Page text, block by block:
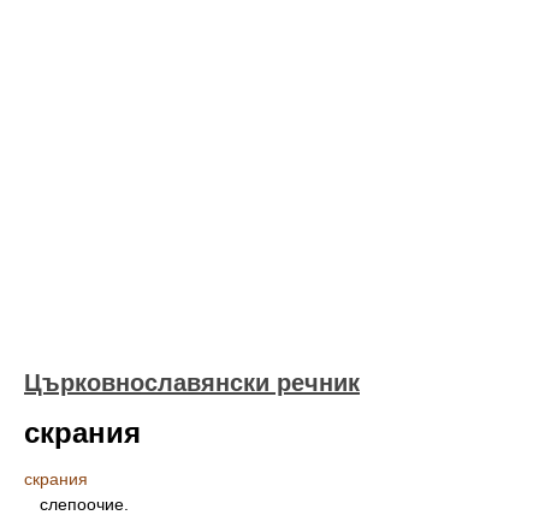
Църковнославянски речник
скрания
скрания
слепоочие.